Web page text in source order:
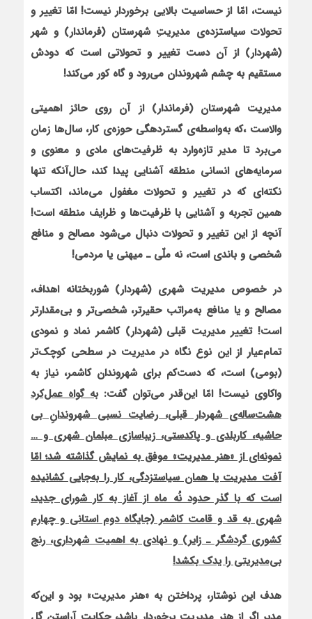
نیست، امّا از حساسیت بالایی برخوردار نیست! امّا تغییر و
تحولات سیاست‏زده‌ی مدیریتِ شهرستان (فرماندار) و شهر
(شهردار) از آن دست تغییر و تحولاتی است که دودش
مستقیم به چشم شهروندان می‌رود و گاه کور می‌کند!
مدیریت شهرستان (فرماندار) از آن روی حائز اهمیتی
والاست ،که به‌واسطه‌ی گسترده‏گی حوزه‌ی کار، سال‌ها زمان
می‌برد تا مدیر تازه‌وارد به ظرفیت‌های مادی و معنوی و
سرمایه‌های انسانی منطقه آشنایی پیدا کند، حال‌آن‏که تنها
نکته‌ای که در تغییر و تحولات مغفول می‌ماند، اکتساب
همین تجربه و آشنایی با ظرفیت‌ها و ظرایف منطقه است!
آنچه از این تغییر و تحولات دنبال می‌شود مصالح و منافع
شخصی و باندی است، نه ملّی ـ میهنی یا مردمی!
در خصوص مدیریت شهری (شهردار) شوربختانه اهداف،
مصالح و یا منافع به‌مراتب حقیرتر، شخصی‌تر و بی‌مقدارتر
است! تغییر مدیریت قبلی (شهردار) کاشمر نماد و نمودی
تمام‌عیار از این نوع نگاه در مدیریت در سطحی کوچک‌تر
(بومی) است، که دست‌کم برای شهروندان کاشمر، نیاز به
واکاوی نیست! امّا این‌قدر می‌توان گفت:به گواه عمل‌کرد
هشت‌ساله‌ی شهردار قبلی، رضایت نسبی شهروندانِ بی
حاشیه، کاربلدی و پاک‏دستی، زیباسازی مبلمان شهری و …
نمونه‌ای از «هنر مدیریت» موفق به نمایش گذاشته شد؛ امّا
آفت مدیریت یا همان سیاست‏زدگی، کار را به‌جایی کشانیده
است که با گذر حدود نُه ماه از آغاز به کار شورای جدید،
شهری به قد و قامت کاشمر (جایگاه دوم استانی و چهارم
کشوری گردش‏گر ـ زایر) و نهادی به اهمیت شهرداری، رنج
بی‌مدیریتی را یدک بکشد!
هدف این نوشتار، پرداختن به «هنر مدیریت» بود و این‌که